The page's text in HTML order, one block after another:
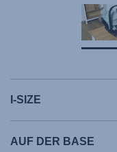
I-SIZE
AUF DER BASE